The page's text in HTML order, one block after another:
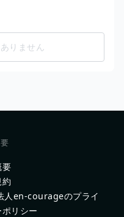
りません
要
人en-courageのプライ
リシー